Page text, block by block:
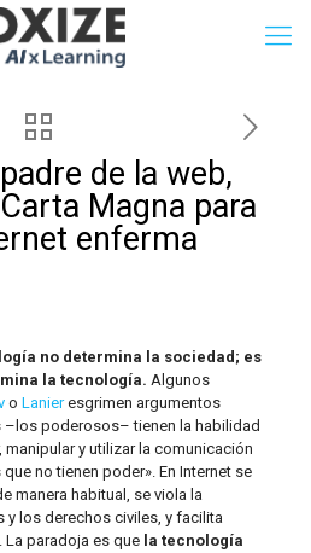
de la web,
Magna para
enferma
no determina la sociedad; es
la tecnología. Algunos
o Lanieresgrimen argumentos
–los poderosos– tienen la habilidad
manipular y utilizar la comunicación
no tienen poder». En Internet se
manera habitual, se viola la
y los derechos civiles, y facilita
paradoja es que la tecnología